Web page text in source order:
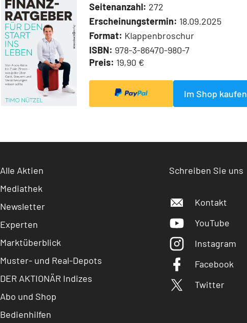
Seitenanzahl: 272
Erscheinungstermin: 18.09.2025
Format: Klappenbroschur
ISBN: 978-3-86470-980-7
Preis: 19,90 €
Im Shop kaufen
Alle Aktien
Mediathek
Newsletter
Experten
Marktüberblick
Muster- und Real-Depots
DER AKTIONÄR Indizes
Abo und Shop
Bedienhilfen
Schreiben Sie uns
Kontakt
YouTube
Instagram
Facebook
Twitter